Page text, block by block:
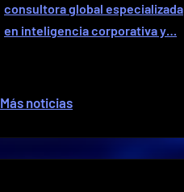
consultora global especializada
en inteligencia corporativa y…
Más noticias